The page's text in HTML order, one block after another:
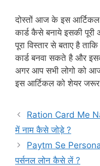
दोस्तों आज के इस आर्टिकल
कार्ड कैसे बनाये इसकी
पूरा विस्तार से बताए है
कार्ड बनवा सकते है और
अगर आप सभी लोगो को
इस आर्टिकल को शेयर जरूर
Ration Card Me
में नाम कैसे जोड़े ?
Paytm Se
पर्सनल लोन कैसे लें ?